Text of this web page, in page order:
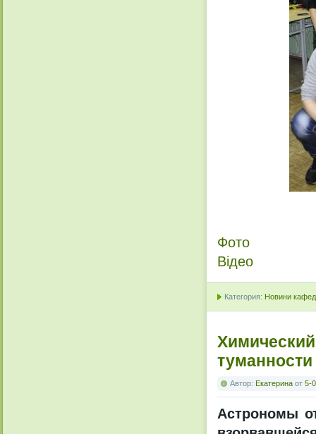
Фото
Відео
Категория: Новини
туманности
Автор: Екатерина от 5-
Астрономы